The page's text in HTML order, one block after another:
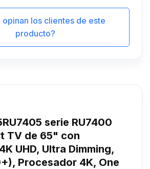
opinan los clientes de este
producto?
serie RU7400
TV de 65" con
UHD, Ultra Dimming,
Procesador 4K, One